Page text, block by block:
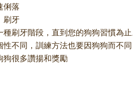
俐落
刷牙
種刷牙階段，直到您的狗狗習慣為
性不同，訓練方法也要因狗狗而不
狗很多讚揚和獎勵